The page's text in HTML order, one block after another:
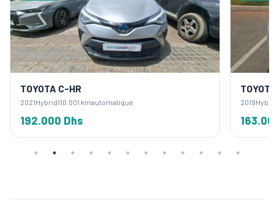
TOYOTA C-HR
2021Hybrid110.001 kmautomatique
192.000 Dhs
2019